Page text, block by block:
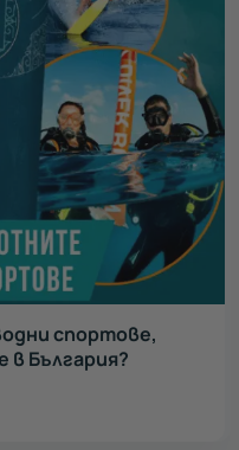
спортове,
България?